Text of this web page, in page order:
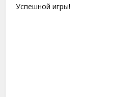
Успешной игры!